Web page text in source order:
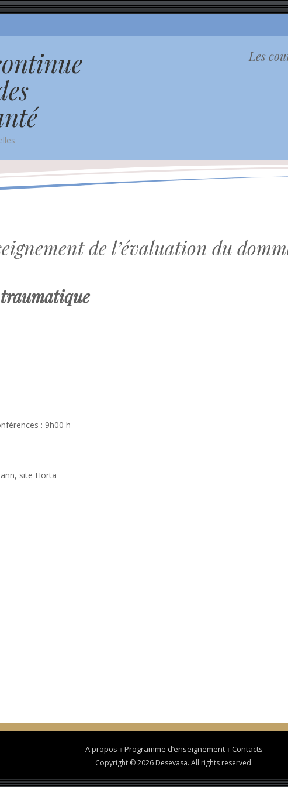
Les
de l’évaluation du
: 9h00 h
site Horta
A propos Programme d’enseignement Contacts
Copyright © 2026 Desevasa. All rights reserved.